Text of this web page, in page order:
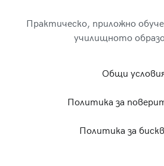
Практическо, приложно
училищното
Общи
Политика за
Политика за